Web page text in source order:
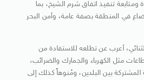
ومتابعة تنفيذ اتفاق شرم الشيخ، بما
في المنطقة بصفة عامة، وأمن البحر
أعرب عن تطلعه للاستفادة من
مثل الكهرباء والجمارك والضرائب،
المشتركة بين البلدين، ومُنوهاً كذلك إلى